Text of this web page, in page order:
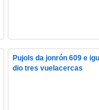
Pujols da jonrón 609 e
dio tres vuelacercas